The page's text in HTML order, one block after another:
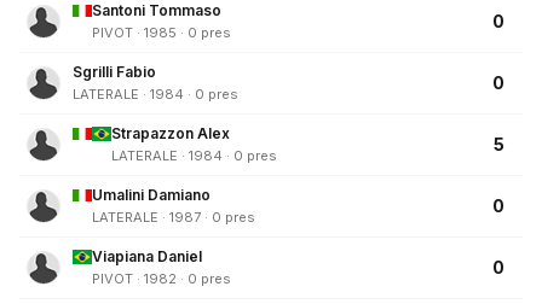
Santoni Tommaso
PIVOT · 1985 · 0 pres
0
Sgrilli Fabio
LATERALE · 1984 · 0 pres
0
Strapazzon Alex
LATERALE · 1984 · 0 pres
5
Umalini Damiano
LATERALE · 1987 · 0 pres
0
Viapiana Daniel
PIVOT · 1982 · 0 pres
0